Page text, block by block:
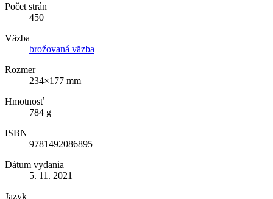
Počet strán
450
Väzba
brožovaná väzba
Rozmer
234×177 mm
Hmotnosť
784 g
ISBN
9781492086895
Dátum vydania
5. 11. 2021
Jazyk